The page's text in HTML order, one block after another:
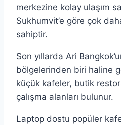
merkezine kolay ulaşım
Sukhumvit’e göre çok
sahiptir.
Son yıllarda Ari
bölgelerinden biri haline
küçük kafeler, butik
çalışma alanları bulunur.
Laptop dostu popüler